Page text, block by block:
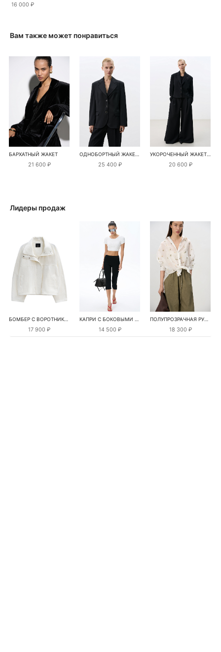
16 000 ₽
Вам также может понравиться
БАРХАТНЫЙ ЖАКЕТ
21 600 ₽
ОДНОБОРТНЫЙ ЖАКЕТ ИЗ ШЕРСТИ
25 400 ₽
УКОРОЧЕННЫЙ ЖАКЕТ ИЗ ПОЛИВИСКОЗЫ
20 600 ₽
Лидеры продаж
БОМБЕР С ВОРОТНИКОМ-СТОЙКОЙ
17 900 ₽
КАПРИ С БОКОВЫМИ РАЗРЕЗАМИ
14 500 ₽
ПОЛУПРОЗРАЧНАЯ РУБАШКА С РОМАШКАМИ
18 300 ₽